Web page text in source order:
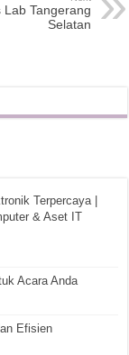
Lab Tangerang
Selatan
Terpercaya |
& Aset IT
Acara Anda
Efisien